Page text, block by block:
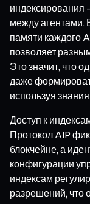
индексирования
между агентами.
памяти каждого
позволяет
Это значит, что
даже
используя
Доступ к
Протокол AIP
блокчейне, а
конфигурации
индексам
разрешений, что